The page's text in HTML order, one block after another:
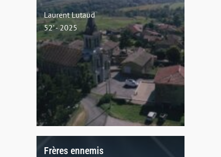
Laurent Lutaud
52' - 2025
Frères ennemis